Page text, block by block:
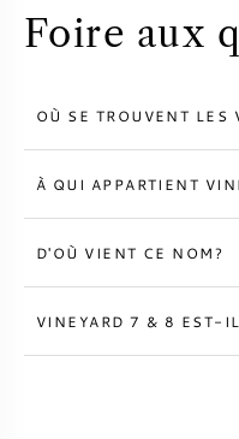
Foire aux
OÙ SE TROUVENT LES
À QUI APPARTIENT
D'OÙ VIENT CE NOM?
VINEYARD 7 & 8 EST-